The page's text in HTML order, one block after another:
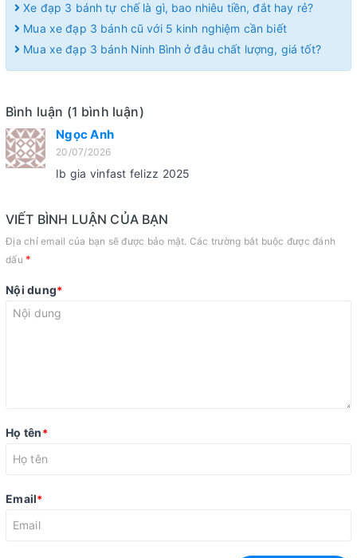
Xe đạp 3 bánh tự chế là gì, bao nhiêu tiền, đắt hay rẻ?
Mua xe đạp 3 bánh cũ với 5 kinh nghiệm cần biết
Mua xe đạp 3 bánh Ninh Bình ở đâu chất lượng, giá tốt?
Bình luận (1 bình luận)
Ngọc Anh
20/07/2026
Ib gia vinfast felizz 2025
VIẾT BÌNH LUẬN CỦA BẠN
Địa chỉ email của bạn sẽ được bảo mật. Các trường bắt buộc được đánh
dấu *
Nội dung*
Họ tên*
Email*